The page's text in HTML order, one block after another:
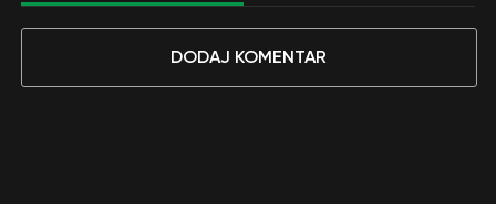
DODAJ KOMENTAR